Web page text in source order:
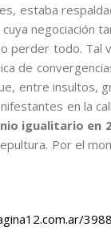
estaba
negociación
perder todo. Tal
de
entre insultos,
en la
igualitario en
Por el